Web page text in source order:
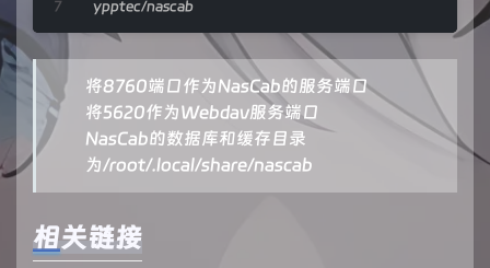
ypptec/nascab
将8760端口作为NasCab的服务端口
将5620作为Webdav服务端口
NasCab的数据库和缓存目录
为/root/.local/share/nascab
相关链接